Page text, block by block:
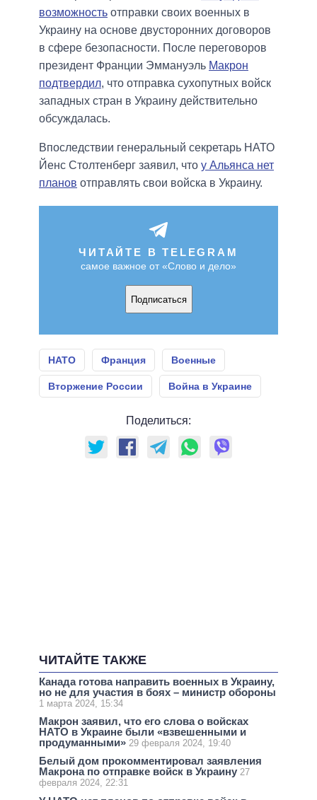
возможность отправки своих военных в
Украину на основе двусторонних договоров
в сфере безопасности. После переговоров
президент Франции Эммануэль Макрон
подтвердил, что отправка сухопутных войск
западных стран в Украину действительно
обсуждалась.
Впоследствии генеральный секретарь НАТО
Йенс Столтенберг заявил, что у Альянса нет
планов отправлять свои войска в Украину.
ЧИТАЙТЕ В TELEGRAM
самое важное от «Слово и дело»
Подписаться
НАТО Франция Военные
Вторжение России Война в Украине
Поделиться:
ЧИТАЙТЕ ТАКЖЕ
Канада готова направить военных в Украину,
но не для участия в боях – министр обороны
1 марта 2024, 15:34
Макрон заявил, что его слова о войсках
НАТО в Украине были «взвешенными и
продуманными» 29 февраля 2024, 19:40
Белый дом прокомментировал заявления
Макрона по отправке войск в Украину 27
февраля 2024, 22:31